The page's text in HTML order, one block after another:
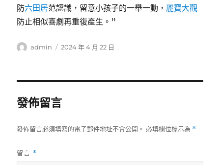
防六田居范認識，留意小孩子的一舉一動， 麗寶大觀
防止相似喜劇再重復產生。”
作
admin
發
2024 年 4 月 22 日
發佈留言
發佈留言必須填寫的電子郵件地址不會公開。 必填欄位標示為 *
留言 *